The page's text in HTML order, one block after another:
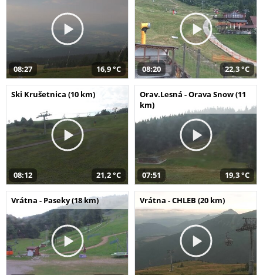
08:27 16,9 °C 08:20 22,3 °C
Ski Krušetnica (10 km)
08:12 21,2 °C
Orav.Lesná - Orava Snow (11
km)
07:51 19,3 °C
Vrátna - Paseky (18 km) Vrátna - CHLEB (20 km)